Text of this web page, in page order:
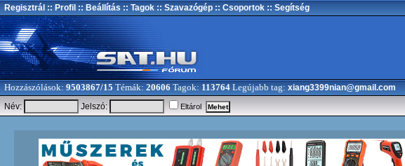
Regisztrál :: Profil :: Beállítás :: Tagok :: Szavazógép :: Csoportok :: Segítség
Hozzászólások: 9503867/15 Témák: 20606 Tagok: 113764 Legújabb tag: xiang3399nian@gmail.com
Név: Jelszó: Eltárol